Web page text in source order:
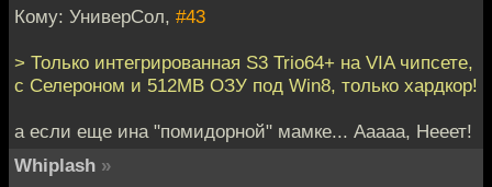
Кому: УниверСол, #43
> Только интегрированная S3 Trio64+ на VIA чипсете,
c Селероном и 512MB ОЗУ под Win8, только хардкор!
а если еще ина "помидорной" мамке... Ааааа, Нееет!
Whiplash »